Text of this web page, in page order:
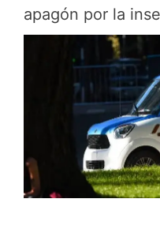
apagón por la